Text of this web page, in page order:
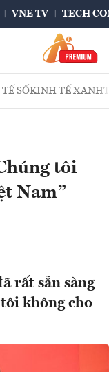
VNE TV TECH
SỐKINH TẾ XANH
tôi
Nam”
rất sẵn sàng
không cho